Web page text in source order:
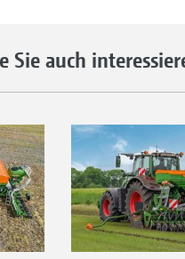
Sie auch